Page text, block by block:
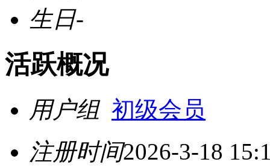
生日-
活跃概况
用户组 初级会员
注册时间2026-3-18